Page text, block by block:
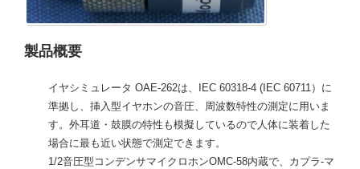
製品概要
イヤシミュレータ OAE-262は、IEC 60318-4 (IEC 60711）に
準拠し、挿入型イヤホンの音圧、周波数特性の測定に用いま
す。外耳道・鼓膜の特性も模擬しているので人体に装着した
場合に最も近い状態で測定できます。
1/2音圧型コンデンサマイクロホンOMC-58内蔵で、カプラ-マ